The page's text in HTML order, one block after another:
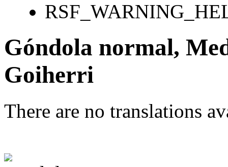
Góndola normal,
Goiherri
There are no translations